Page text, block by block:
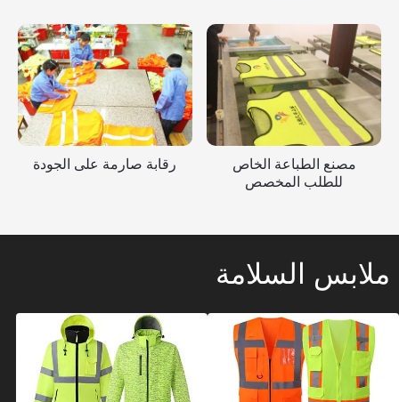
مصنع الطباعة الخاص
للطلب المخصص
رقابة صارمة على الجودة
ملابس السلامة